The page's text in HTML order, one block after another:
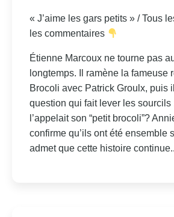
« J’aime les gars petits » / Tous
les commentaires
Étienne Marcoux ne tourne pas
longtemps. Il ramène la fameuse
Brocoli avec Patrick Groulx, puis
question qui fait lever les sourcils
l’appelait son “petit brocoli”?
confirme qu’ils ont été ensemble
admet que cette histoire